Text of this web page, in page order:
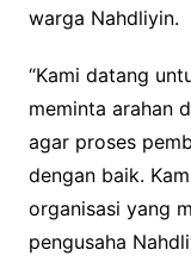
warga Nahdliyin.
“Kami datang
meminta arahan
agar proses
dengan baik.
organisasi yang
pengusaha